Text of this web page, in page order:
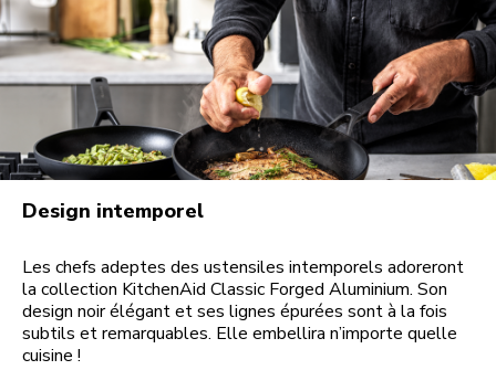
Design intemporel
Les chefs adeptes des ustensiles intemporels adoreront
la collection KitchenAid Classic Forged Aluminium. Son
design noir élégant et ses lignes épurées sont à la fois
subtils et remarquables. Elle embellira n’importe quelle
cuisine !